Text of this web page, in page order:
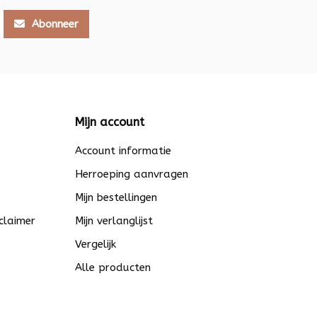
Abonneer
Mijn account
Account informatie
Herroeping aanvragen
Mijn bestellingen
Mijn verlanglijst
Vergelijk
Alle producten